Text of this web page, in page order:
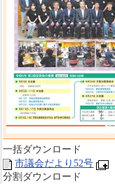
一括ダウンロード
市議会だより52号
分割ダウンロード